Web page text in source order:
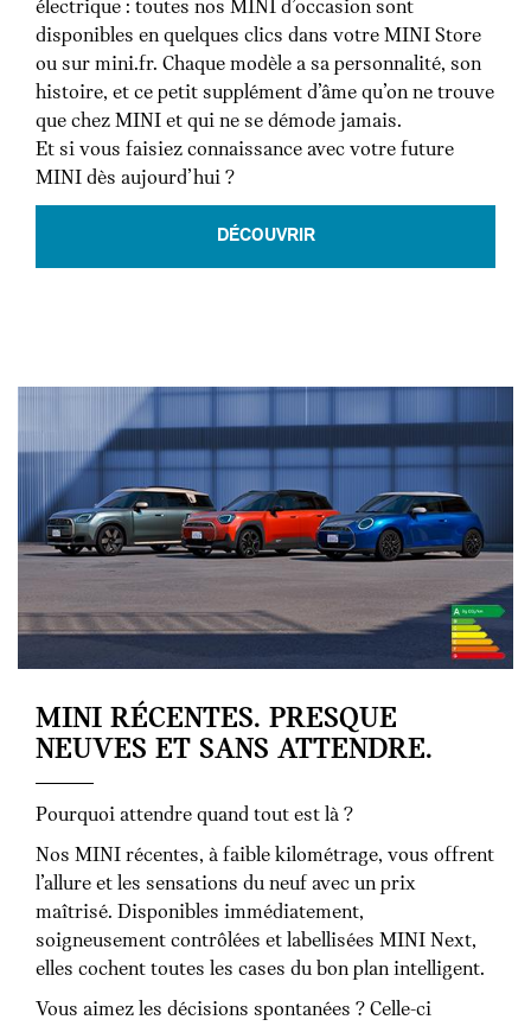
électrique : toutes nos MINI d’occasion sont
disponibles en quelques clics dans votre MINI Store
ou sur mini.fr. Chaque modèle a sa personnalité, son
histoire, et ce petit supplément d’âme qu’on ne trouve
que chez MINI et qui ne se démode jamais.
Et si vous faisiez connaissance avec votre future
MINI dès aujourd’hui ?
DÉCOUVRIR
MINI RÉCENTES. PRESQUE
NEUVES ET SANS ATTENDRE.
Pourquoi attendre quand tout est là ?
Nos MINI récentes, à faible kilométrage, vous offrent
l’allure et les sensations du neuf avec un prix
maîtrisé. Disponibles immédiatement,
soigneusement contrôlées et labellisées MINI Next,
elles cochent toutes les cases du bon plan intelligent.
Vous aimez les décisions spontanées ? Celle-ci